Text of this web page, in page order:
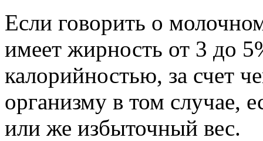
Если говорить о
имеет жирность от 3 до
калорийностью, за счет
организму в том случае,
или же избыточный вес.